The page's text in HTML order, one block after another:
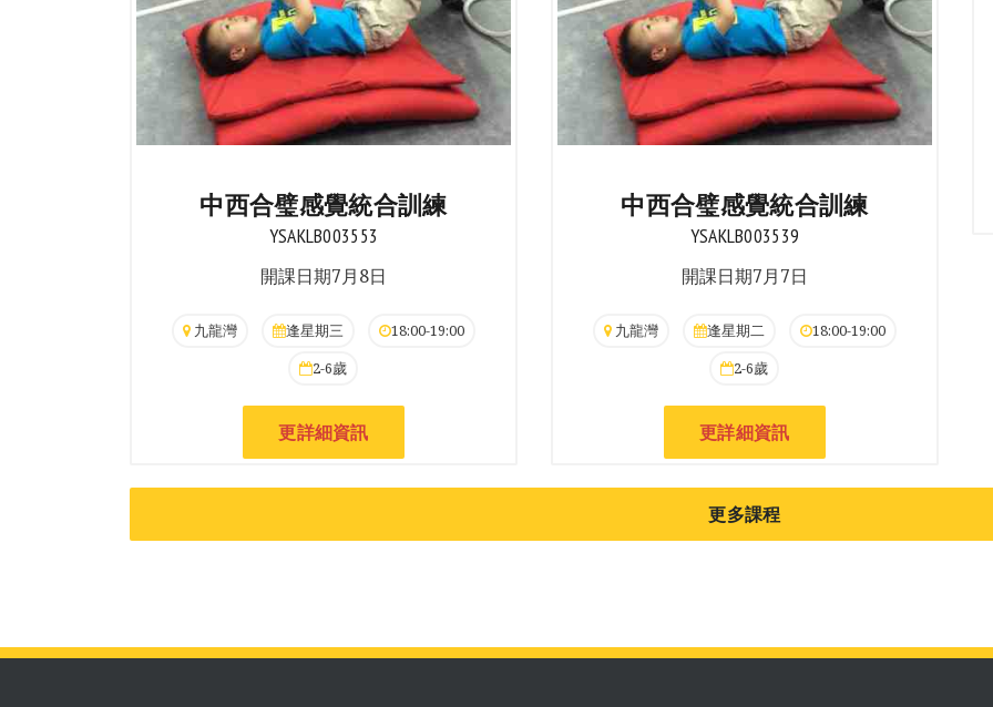
中西合璧感覺統合訓練
YSAKLB003553
開課日期7月8日
九龍灣 逢星期三
18:00-19:00
2-6歲
更詳細資訊
中西合璧感覺統合訓練
YSAKLB003539
開課日期7月7日
九龍灣 逢星期二
18:00-19:00
2-6歲
更詳細資訊
更多課程